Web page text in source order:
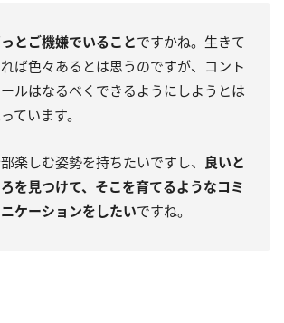
とご機嫌でいることですかね。生きて
ば色々あるとは思うのですが、コント
ルはなるべくできるようにしようとは
ています。
楽しむ姿勢を持ちたいですし、 良いと
を見つけて、そこを育てるようなコミ
ケーションをしたいですね。